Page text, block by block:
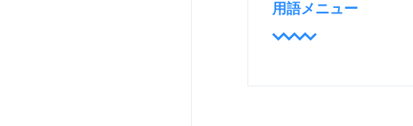
用語メニュー